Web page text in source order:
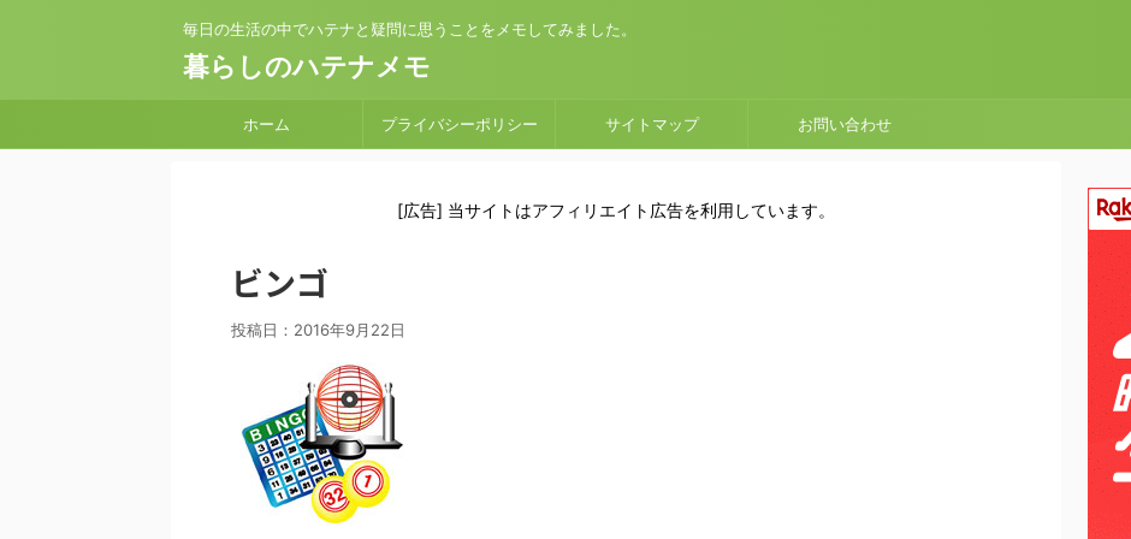
毎日の生活の中でハテナと疑問に思うことをメモしてみました。
暮らしのハテナメモ
ホーム プライバシーポリシー サイトマップ お問い合わせ
[広告] 当サイトはアフィリエイト広告を利用しています。
ビンゴ
投稿日： 2016年9月22日